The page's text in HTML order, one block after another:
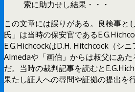
索に助力せし結果・・・
この文章には誤りがある。良検事と
氏」は当時の保安官である
E.G.HichcockはD.H. Hitchcock（シニ
Almedaや「画伯」からは叔父にあ
だ。当時の裁判記事を読むと
果たし証人への尋問や証拠の提出を